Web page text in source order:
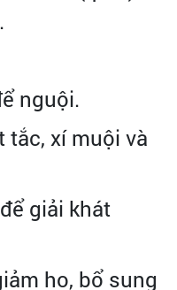
nguội.
tắc, xí muội và
giải khát
ho, bổ sung